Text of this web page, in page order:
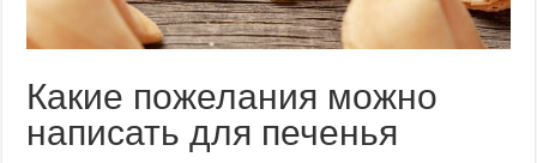
Какие пожелания можно
написать для печенья